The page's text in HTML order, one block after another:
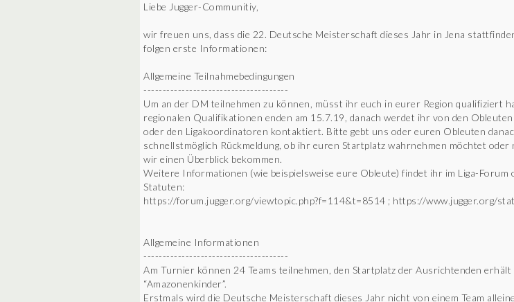
Liebe Jugger-Communitiy,
wir freuen uns, dass die 22. Deutsche Meisterschaft dieses Jahr in Jena
folgen erste Informationen:
Allgemeine Teilnahmebedingungen
--------------------------------------
Um an der DM teilnehmen zu können, müsst ihr euch in eurer Region qualifiziert
regionalen Qualifikationen enden am 15.7.19, danach werdet ihr von den
oder den Ligakoordinatoren kontaktiert. Bitte gebt uns oder euren Obleuten
schnellstmöglich Rückmeldung, ob ihr euren Startplatz wahrnehmen möchtet oder
wir einen Überblick bekommen.
Weitere Informationen (wie beispielsweise eure Obleute) findet ihr im Liga-Forum
Statuten:
https://forum.jugger.org/viewtopic.php?f=114&t=8514 ; https://www.jugger.org/
Allgemeine Informationen
--------------------------------------
Am Turnier können 24 Teams teilnehmen, den Startplatz der Ausrichtenden erhält
“Amazonenkinder”.
Erstmals wird die Deutsche Meisterschaft dieses Jahr nicht von einem Team